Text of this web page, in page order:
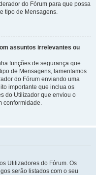
do Fórum para que possa
tipo de Mensagens.
assuntos irrelevantes ou
funções de segurança que
de Mensagens, lamentamos
do Fórum enviando uma
importante que inclua os
do Utilizador que enviou o
conformidade.
Utilizadores do Fórum. Os
serão listados com o seu